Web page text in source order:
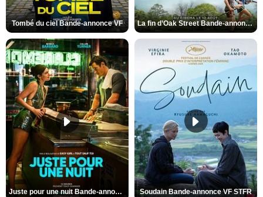
Tombé du ciel Bande-annonce VF La fin d’Oak Street Bande-annonce VO STFR
Juste pour une nuit Bande-annonce VO STFR Soudain Bande-annonce VF STFR